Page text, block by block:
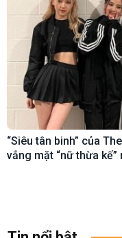
“Siêu tân binh” của
vắng mặt “nữ thừa